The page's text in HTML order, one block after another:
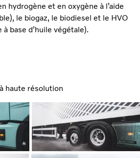
hydrogène et en oxygène à l’aide
le biogaz, le biodiesel et le HVO
base d’huile végétale).
haute résolution